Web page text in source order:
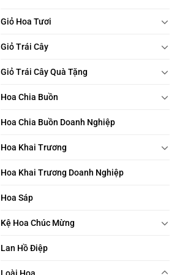
Giỏ Hoa Tươi
Giỏ Trái Cây
Giỏ Trái Cây Quà Tặng
Hoa Chia Buồn
Hoa Chia Buồn Doanh Nghiệp
Hoa Khai Trương
Hoa Khai Trương Doanh Nghiệp
Hoa Sáp
Kệ Hoa Chúc Mừng
Lan Hồ Điệp